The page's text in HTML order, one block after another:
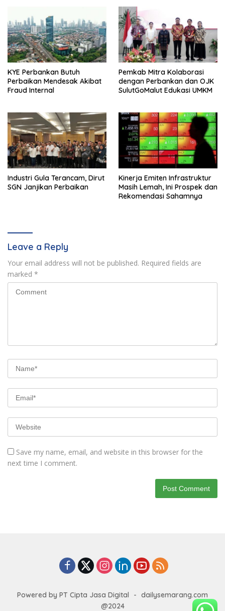
KYE Perbankan Butuh
Perbaikan Mendesak Akibat
Fraud Internal
Pemkab Mitra Kolaborasi
dengan Perbankan dan OJK
SulutGoMalut Edukasi UMKM
Industri Gula Terancam, Dirut
SGN Janjikan Perbaikan
Kinerja Emiten Infrastruktur
Masih Lemah, Ini Prospek dan
Rekomendasi Sahamnya
Leave a Reply
Your email address will not be published. Required fields are
marked *
Save my name, email, and website in this browser for the
next time I comment.
Powered by PT Cipta Jasa Digital - dailysemarang.com
@2024